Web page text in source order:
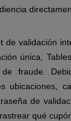
de validación
única,
de fraude.
ubicaciones,
de
qué